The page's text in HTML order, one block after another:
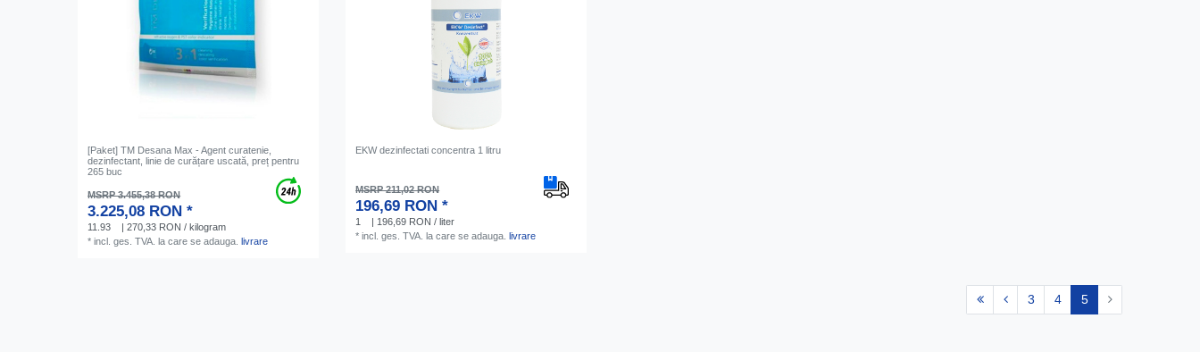
[Paket] TM Desana Max - Agent curatenie,
dezinfectant, linie de curățare uscată, preț pentru
265 buc
MSRP 3.455,38 RON
3.225,08 RON *
11.93
| 270,33 RON / kilogram
*incl. ges. TVA. la care se adauga.livrare
EKW dezinfectati concentra 1 litru
MSRP 211,02 RON
196,69 RON *
1
| 196,69 RON / liter
*incl. ges. TVA. la care se adauga. livrare
3 4 5